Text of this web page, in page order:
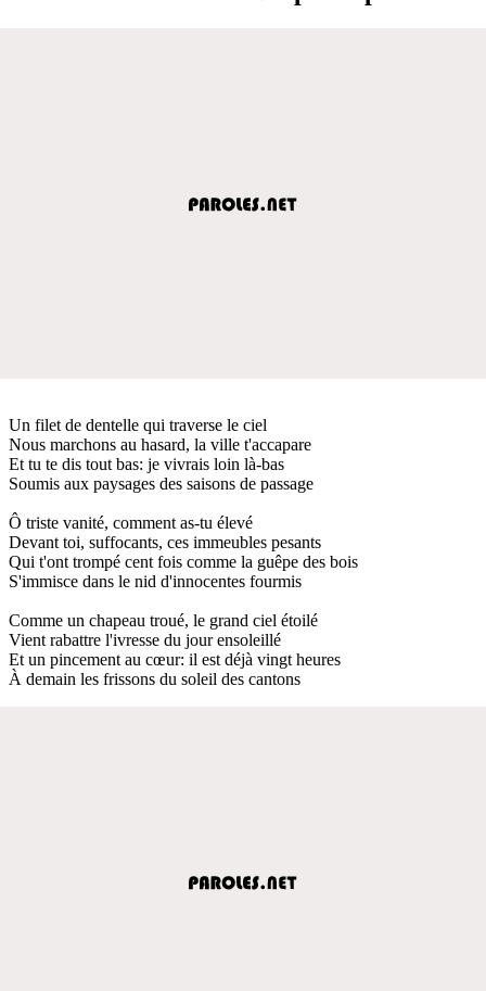
Un filet de dentelle qui traverse le ciel
Nous marchons au hasard, la ville t'accapare
Et tu te dis tout bas: je vivrais loin là-bas
Soumis aux paysages des saisons de passage
Ô triste vanité, comment as-tu élevé
Devant toi, suffocants, ces immeubles pesants
Qui t'ont trompé cent fois comme la guêpe des bois
S'immisce dans le nid d'innocentes fourmis
Comme un chapeau troué, le grand ciel étoilé
Vient rabattre l'ivresse du jour ensoleillé
Et un pincement au cœur: il est déjà vingt heures
À demain les frissons du soleil des cantons